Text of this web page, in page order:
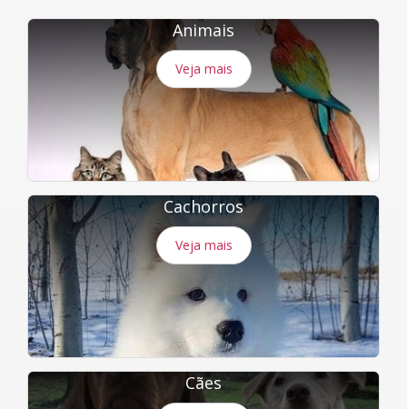
Animais
Veja mais
Cachorros
Veja mais
Cães